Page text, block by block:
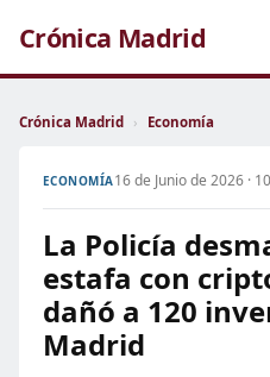
Crónica Madrid
Crónica Madrid › Economía
ECONOMÍA16 de Junio de 2026 ·
La Policía
estafa con
dañó a 120
Madrid